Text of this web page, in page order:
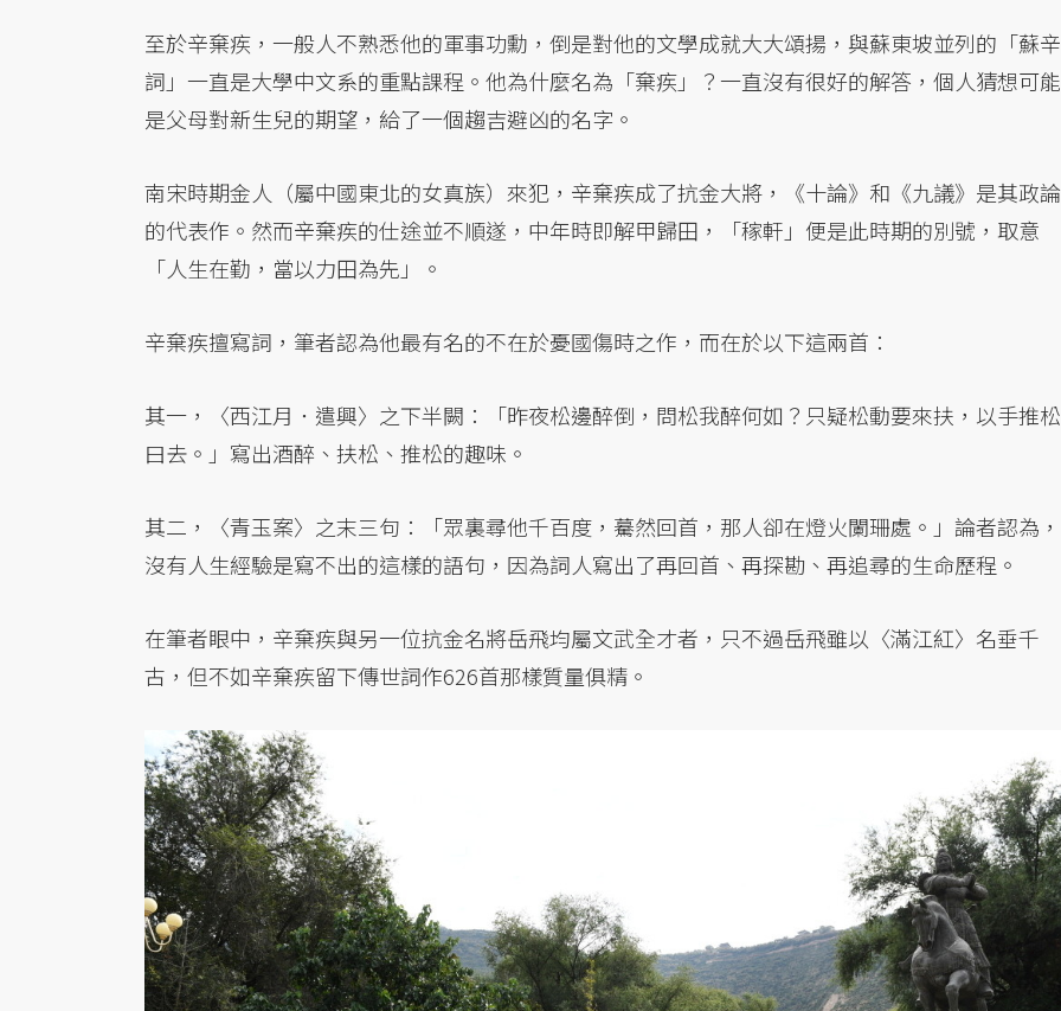
至於辛棄疾，一般人不熟悉他的軍事功勳，倒是對他的文學成就大大頌揚，與蘇東坡並列的「蘇辛
詞」一直是大學中文系的重點課程。他為什麼名為「棄疾」？一直沒有很好的解答，個人猜想可能
是父母對新生兒的期望，給了一個趨吉避凶的名字。
南宋時期金人（屬中國東北的女真族）來犯，辛棄疾成了抗金大將，《十論》和《九議》是其政論
的代表作。然而辛棄疾的仕途並不順遂，中年時即解甲歸田，「稼軒」便是此時期的別號，取意
「人生在勤，當以力田為先」。
辛棄疾擅寫詞，筆者認為他最有名的不在於憂國傷時之作，而在於以下這兩首：
其一，〈西江月．遣興〉之下半闕：「昨夜松邊醉倒，問松我醉何如？只疑松動要來扶，以手推松
曰去。」寫出酒醉、扶松、推松的趣味。
其二，〈青玉案〉之末三句：「眾裏尋他千百度，驀然回首，那人卻在燈火闌珊處。」論者認為，
沒有人生經驗是寫不出的這樣的語句，因為詞人寫出了再回首、再探勘、再追尋的生命歷程。
在筆者眼中，辛棄疾與另一位抗金名將岳飛均屬文武全才者，只不過岳飛雖以〈滿江紅〉名垂千
古，但不如辛棄疾留下傳世詞作626首那樣質量俱精。